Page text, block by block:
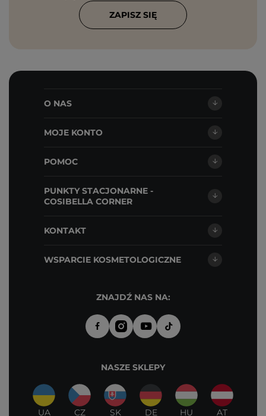
ZAPISZ SIĘ
O NAS
MOJE KONTO
POMOC
PUNKTY STACJONARNE -
COSIBELLA CORNER
KONTAKT
WSPARCIE KOSMETOLOGICZNE
ZNAJDŹ NAS NA:
NASZE SKLEPY
UA CZ SK DE HU AT